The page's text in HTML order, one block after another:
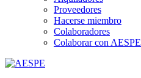
Proveedores
Hacerse miembro
Colaboradores
Colaborar con AESPE